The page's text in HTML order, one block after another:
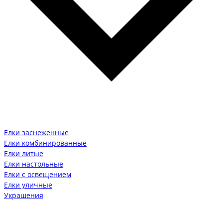
Елки заснеженные
Елки комбинированные
Елки литые
Елки настольные
Елки с освещением
Елки уличные
Украшения